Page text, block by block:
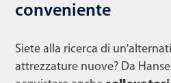
conveniente
Siete alla ricerca di
attrezzature nuove? Da